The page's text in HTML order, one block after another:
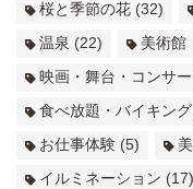
桜と季節の花 (32)
温泉 (22) 美術館
映画・舞台・コンサー
食べ放題・バイキング
お仕事体験 (5)
イルミネーション (17)